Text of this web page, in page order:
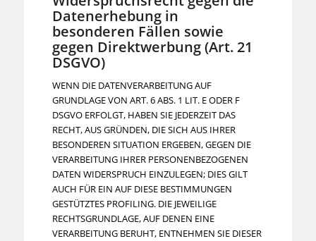
Datenerhebung in
besonderen Fällen sowie
gegen Direktwerbung (Art. 21
DSGVO)
WENN DIE DATENVERARBEITUNG AUF
GRUNDLAGE VON ART. 6 ABS. 1 LIT. E ODER F
DSGVO ERFOLGT, HABEN SIE JEDERZEIT DAS
RECHT, AUS GRÜNDEN, DIE SICH AUS IHRER
BESONDEREN SITUATION ERGEBEN, GEGEN DIE
VERARBEITUNG IHRER PERSONENBEZOGENEN
DATEN WIDERSPRUCH EINZULEGEN; DIES GILT
AUCH FÜR EIN AUF DIESE BESTIMMUNGEN
GESTÜTZTES PROFILING. DIE JEWEILIGE
RECHTSGRUNDLAGE, AUF DENEN EINE
VERARBEITUNG BERUHT, ENTNEHMEN SIE DIESER